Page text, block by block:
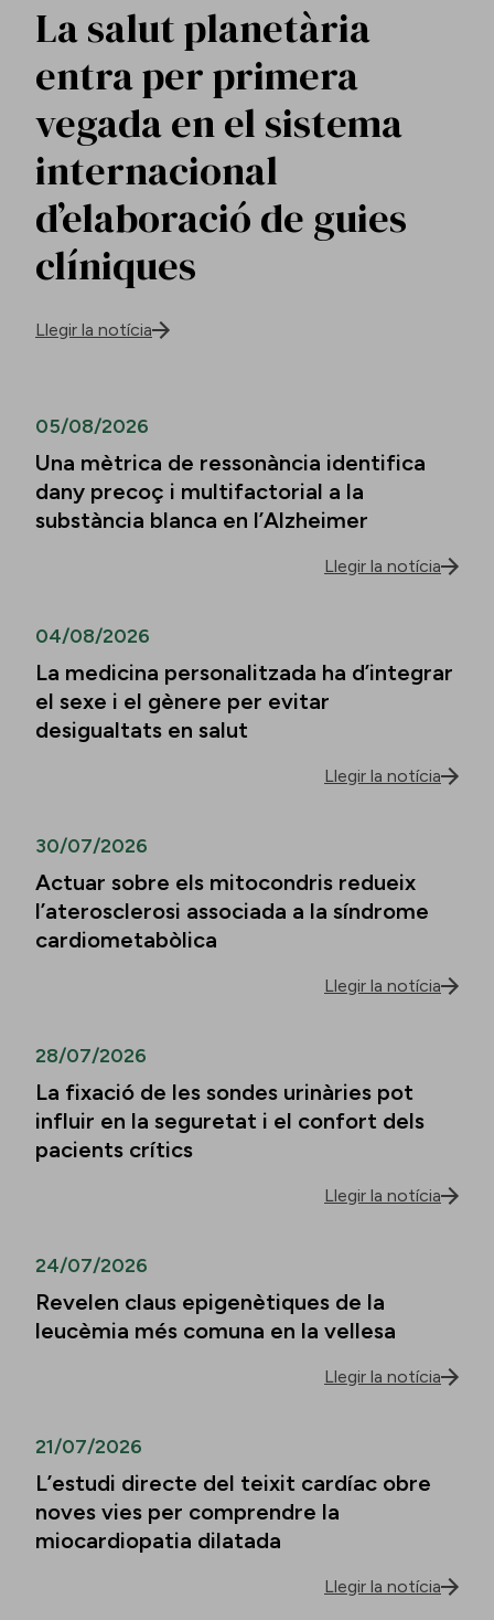
La salut planetària
entra per primera
vegada en el sistema
internacional
d’elaboració de guies
clíniques
Llegir la notícia
05/08/2026
Una mètrica de ressonància identifica
dany precoç i multifactorial a la
substància blanca en l’Alzheimer
Llegir la notícia
04/08/2026
La medicina personalitzada ha d’integrar
el sexe i el gènere per evitar
desigualtats en salut
Llegir la notícia
30/07/2026
Actuar sobre els mitocondris redueix
l’aterosclerosi associada a la síndrome
cardiometabòlica
Llegir la notícia
28/07/2026
La fixació de les sondes urinàries pot
influir en la seguretat i el confort dels
pacients crítics
Llegir la notícia
24/07/2026
Revelen claus epigenètiques de la
leucèmia més comuna en la vellesa
Llegir la notícia
21/07/2026
L’estudi directe del teixit cardíac obre
noves vies per comprendre la
miocardiopatia dilatada
Llegir la notícia